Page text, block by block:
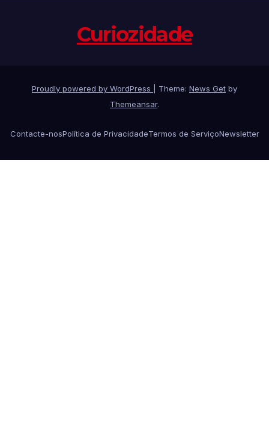
Curiozidade
Proudly powered by WordPress Theme: News Get by
Themeansar.
Contacte-nosPolítica de PrivacidadeTermos de ServiçoNewsletter